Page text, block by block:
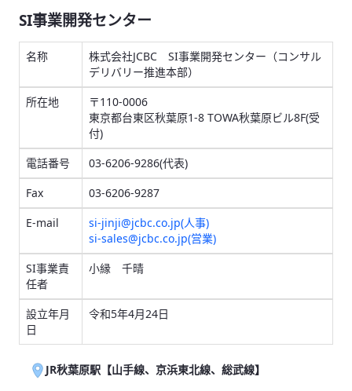
SI事業開発センター
名称
株式会社JCBC SI事業開発センター（コンサル
デリバリー推進本部）
所在地
〒110-0006
東京都台東区秋葉原1-8 TOWA秋葉原ビル8F(受
付)
電話番号
03-6206-9286(代表)
Fax
03-6206-9287
E-mail
si-jinji@jcbc.co.jp(人事)
si-sales@jcbc.co.jp(営業)
SI事業責
任者
小縁 千晴
設立年月
日
令和5年4月24日
JR秋葉原駅【山手線、京浜東北線、総武線】